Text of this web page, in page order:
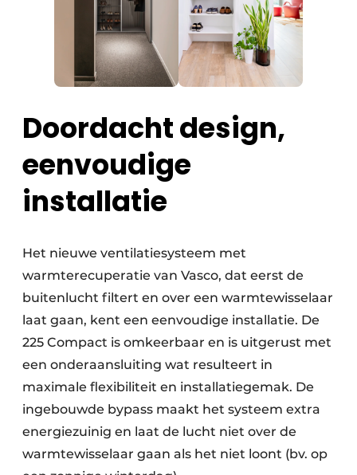
Doordacht design,
eenvoudige
installatie
Het nieuwe ventilatiesysteem met
warmterecuperatie van Vasco, dat eerst de
buitenlucht filtert en over een warmtewisselaar
laat gaan, kent een eenvoudige installatie. De
225 Compact is omkeerbaar en is uitgerust met
een onderaansluiting wat resulteert in
maximale flexibiliteit en installatiegemak. De
ingebouwde bypass maakt het systeem extra
energiezuinig en laat de lucht niet over de
warmtewisselaar gaan als het niet loont (bv. op